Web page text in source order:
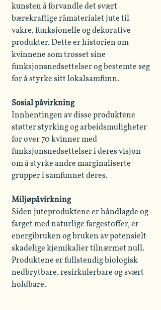
kunsten å forvandle det svært
bærekraftige råmaterialet jute til
vakre, funksjonelle og dekorative
produkter. Dette er historien om
kvinnene som trosset sine
funksjonsnedsettelser og bestemte seg
for å styrke sitt lokalsamfunn.
Sosial påvirkning
Innhentingen av disse produktene
støtter styrking og arbeidsmuligheter
for over 70 kvinner med
funksjonsnedsettelser i deres visjon
om å styrke andre marginaliserte
grupper i samfunnet deres.
Miljøpåvirkning
Siden juteproduktene er håndlagde og
farget med naturlige fargestoffer, er
energibruken og bruken av potensielt
skadelige kjemikalier tilnærmet null.
Produktene er fullstendig biologisk
nedbrytbare, resirkulerbare og svært
holdbare.